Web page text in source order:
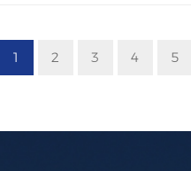
1 2 3 4 5